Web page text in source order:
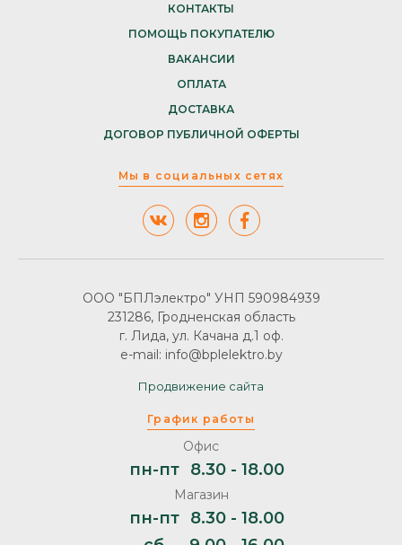
КОНТАКТЫ
ПОМОЩЬ ПОКУПАТЕЛЮ
ВАКАНСИИ
ОПЛАТА
ДОСТАВКА
ДОГОВОР ПУБЛИЧНОЙ ОФЕРТЫ
Мы в социальных сетях
График работы
Офис
пн-пт 8.30 - 18.00
Магазин
пн-пт
8.30 - 18.00
ООО "БПЛэлектро" УНП 590984939
231286, Гродненская область
г. Лида, ул. Качана д.1 оф.
e-mail: info@bplelektro.by
Продвижение сайта